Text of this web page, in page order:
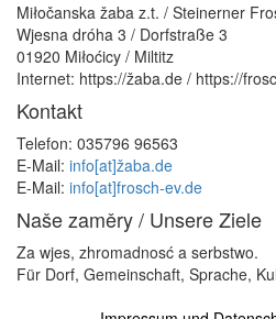
Miłočanska žaba z.t. / Steinerner
Wjesna dróha 3 / Dorfstraße 3
01920 Miłoćicy / Miltitz
Internet: https://žaba.de / https://
Kontakt
Telefon: 035796 96563
E-Mail: info[at]žaba.de
E-Mail: info[at]frosch-ev.de
Naše zaměry / Unsere Ziele
Za wjes, zhromadnosć a serbstwo.
Für Dorf, Gemeinschaft, Sprache,